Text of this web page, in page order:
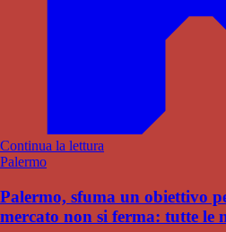
Continua la lettura
Palermo
Palermo, sfuma un obiettivo
mercato non si ferma: tutte le